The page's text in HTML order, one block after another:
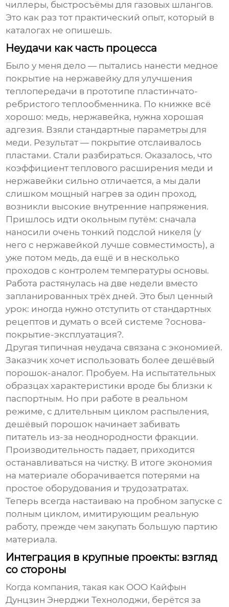
чиллеры, быстросъёмы для газовых шлангов.
Это как раз тот практический опыт, который в
каталогах не опишешь.
Неудачи как часть процесса
Было у меня дело — пытались нанести медное
покрытие на нержавейку для улучшения
теплопередачи в прототипе пластинчато-
ребристого теплообменника. По книжке всё
хорошо: медь, нержавейка, нужна хорошая
адгезия. Взяли стандартные параметры для
меди. Результат — покрытие отслаивалось
пластами. Стали разбираться. Оказалось, что
коэффициент теплового расширения меди и
нержавейки сильно отличается, а мы дали
слишком мощный нагрев за один проход,
возникли высокие внутренние напряжения.
Пришлось идти окольным путём: сначала
наносили очень тонкий подслой никеля (у
него с нержавейкой лучше совместимость), а
уже потом медь, да ещё и в несколько
проходов с контролем температуры основы.
Работа растянулась на две недели вместо
запланированных трёх дней. Это был ценный
урок: иногда нужно отступить от стандартных
рецептов и думать о всей системе ?основа-
покрытие-эксплуатация?.
Другая типичная неудача связана с экономией.
Заказчик хочет использовать более дешёвый
порошок-аналог. Пробуем. На испытательных
образцах характеристики вроде бы близки к
паспортным. Но при работе в реальном
режиме, с длительным циклом распыления,
дешёвый порошок начинает забивать
питатель из-за неоднородности фракции.
Производительность падает, приходится
останавливаться на чистку. В итоге экономия
на материале оборачивается потерями на
простое оборудования и трудозатратах.
Теперь всегда настаиваю на пробном запуске с
полным циклом, имитирующим реальную
работу, прежде чем закупать большую партию
материала.
Интеграция в крупные проекты: взгляд
со стороны
Когда компания, такая как ООО Кайфын
Дунцзин Энерджи Технолоджи, берётся за